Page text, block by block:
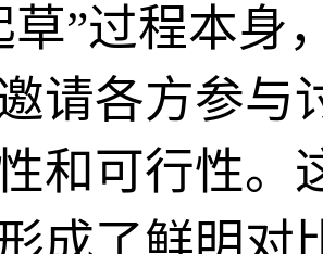
草”过程本身
请各方参与
和可行性。